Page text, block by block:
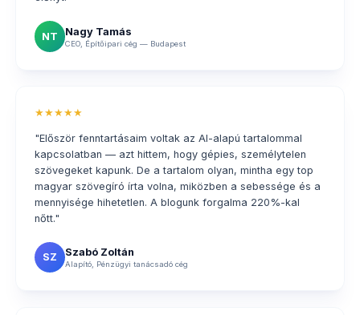
NT Nagy Tamás
CEO, Építőipari cég — Budapest
★★★★★
"Először fenntartásaim voltak az AI-alapú tartalommal
kapcsolatban — azt hittem, hogy gépies, személytelen
szövegeket kapunk. De a tartalom olyan, mintha egy top
magyar szövegíró írta volna, miközben a sebessége és a
mennyisége hihetetlen. A blogunk forgalma 220%-kal
nőtt."
SZ Szabó Zoltán
Alapító, Pénzügyi tanácsadó cég